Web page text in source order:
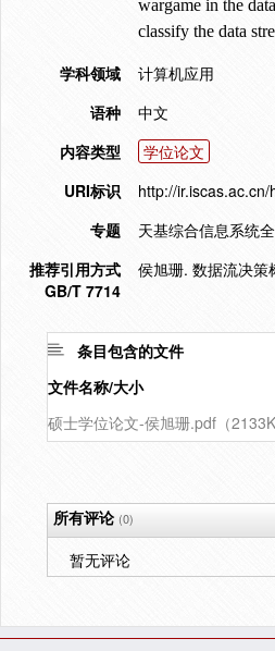
wargame in the
classify the data
学科领域
计算机应用
语种
中文
内容类型
学位论文
URI标识
http://
专题
天基综合信息系统
推荐引用方式
GB/T 7714
侯旭珊. 数据流决
条目包含的文件
文件名称/大小
硕士学位论文-侯旭珊.pdf（
所有评论(0)
暂无评论